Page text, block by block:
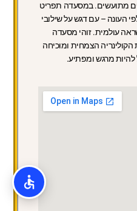
מתועשים. במסעדה תפריט
העונה – עם דגש על שילובי
עולמית. זוהי מסעדה
הצמחית ומוכיחה
להיות מרגש ומפתיע.